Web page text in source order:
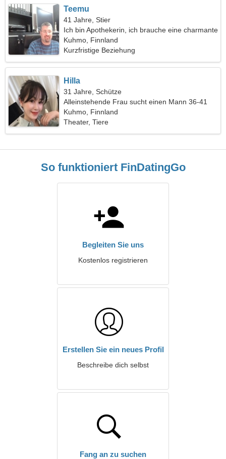
Teemu
41 Jahre, Stier
Ich bin Apothekerin, ich brauche eine charmante
Frau
Kuhmo, Finnland
Kurzfristige Beziehung
Hilla
31 Jahre, Schütze
Alleinstehende Frau sucht einen Mann 36-41
Kuhmo, Finnland
Theater, Tiere
So funktioniert FinDatingGo
Begleiten Sie uns
Kostenlos registrieren
Erstellen Sie ein neues Profil
Beschreibe dich selbst
Fang an zu suchen